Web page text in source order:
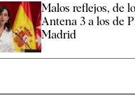
Malos reflejos, de
Antena 3 a los de
Madrid